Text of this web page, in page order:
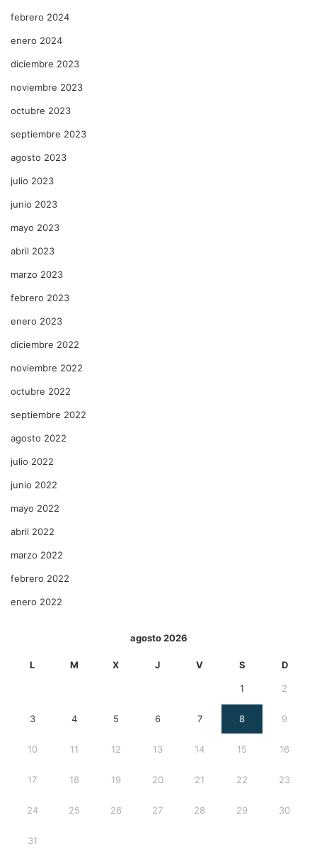
febrero 2024
enero 2024
diciembre 2023
noviembre 2023
octubre 2023
septiembre 2023
agosto 2023
julio 2023
junio 2023
mayo 2023
abril 2023
marzo 2023
febrero 2023
enero 2023
diciembre 2022
noviembre 2022
octubre 2022
septiembre 2022
agosto 2022
julio 2022
junio 2022
mayo 2022
abril 2022
marzo 2022
febrero 2022
enero 2022
agosto 2026
L M X J V S D
1 2
3 4 5 6 7 8 9
10 11 12 13 14 15 16
17 18 19 20 21 22 23
24 25 26 27 28 29 30
31